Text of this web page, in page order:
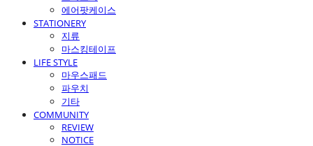
에어팟케이스
STATIONERY
지류
마스킹테이프
LIFE STYLE
마우스패드
파우치
기타
COMMUNITY
REVIEW
NOTICE